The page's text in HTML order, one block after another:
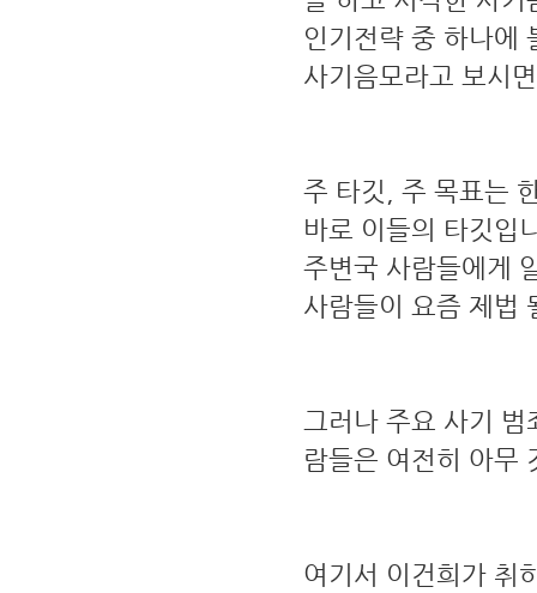
인기전략 중 하나에
사기음모라고 보시
주 타깃, 주 목표는
바로 이들의 타깃입
주변국 사람들에게
사람들이 요즘 제법
그러나 주요 사기
람들은 여전히 아무
여기서 이건희가 취